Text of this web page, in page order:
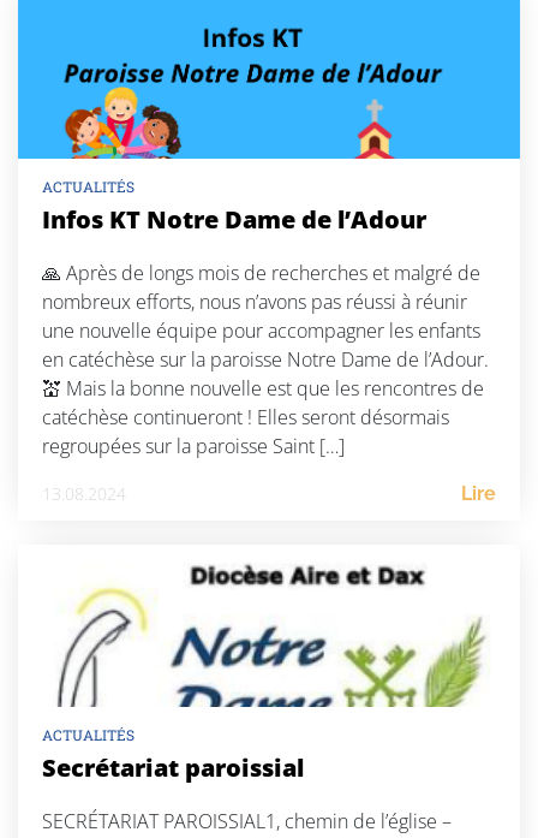
ACTUALITÉS
Infos KT Notre Dame de l’Adour
🙏 Après de longs mois de recherches et malgré de
nombreux efforts, nous n’avons pas réussi à réunir
une nouvelle équipe pour accompagner les enfants
en catéchèse sur la paroisse Notre Dame de l’Adour.
💒 Mais la bonne nouvelle est que les rencontres de
catéchèse continueront ! Elles seront désormais
regroupées sur la paroisse Saint […]
13.08.2024 Lire
ACTUALITÉS
Secrétariat paroissial
SECRÉTARIAT PAROISSIAL1, chemin de l’église –